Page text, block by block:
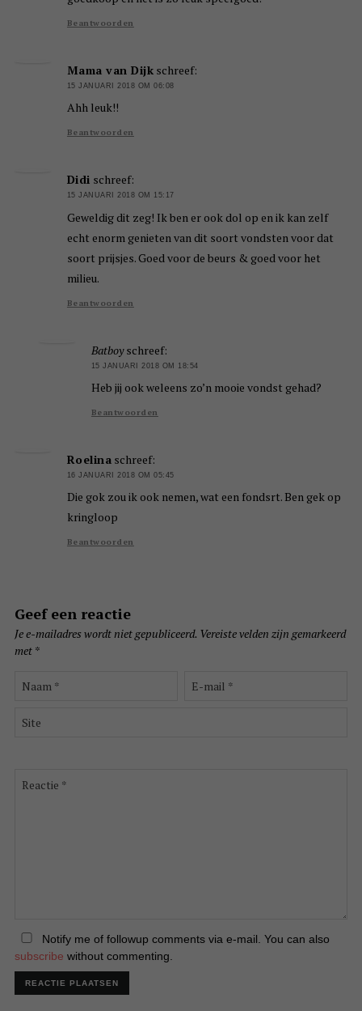
Beantwoorden
Mama van Dijk schreef:
15 JANUARI 2018 OM 06:08
Ahh leuk!!
Beantwoorden
Didi schreef:
15 JANUARI 2018 OM 15:17
Geweldig dit zeg! Ik ben er ook dol op en ik kan zelf
echt enorm genieten van dit soort vondsten voor dat
soort prijsjes. Goed voor de beurs & goed voor het
milieu.
Beantwoorden
Batboy schreef:
15 JANUARI 2018 OM 18:54
Heb jij ook weleens zo’n mooie vondst gehad?
Beantwoorden
Roelina schreef:
16 JANUARI 2018 OM 05:45
Die gok zou ik ook nemen, wat een fondsrt. Ben gek op
kringloop
Beantwoorden
Geef een reactie
Je e-mailadres wordt niet gepubliceerd. Vereiste velden zijn gemarkeerd
met *
Notify me of followup comments via e-mail. You can also
subscribe without commenting.